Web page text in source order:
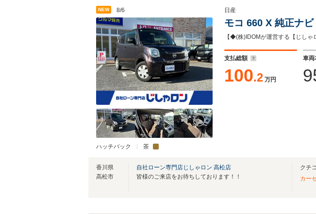
NEW 8/6
ハッチバック 茶
日産
モコ 660 X 純正ナ
支払総額
100.2 万円
車両
香川県
高松市
自社ローン専門店じしゃロン 高松店
皆様のご来店をお待ちしております！！
クチ
カー